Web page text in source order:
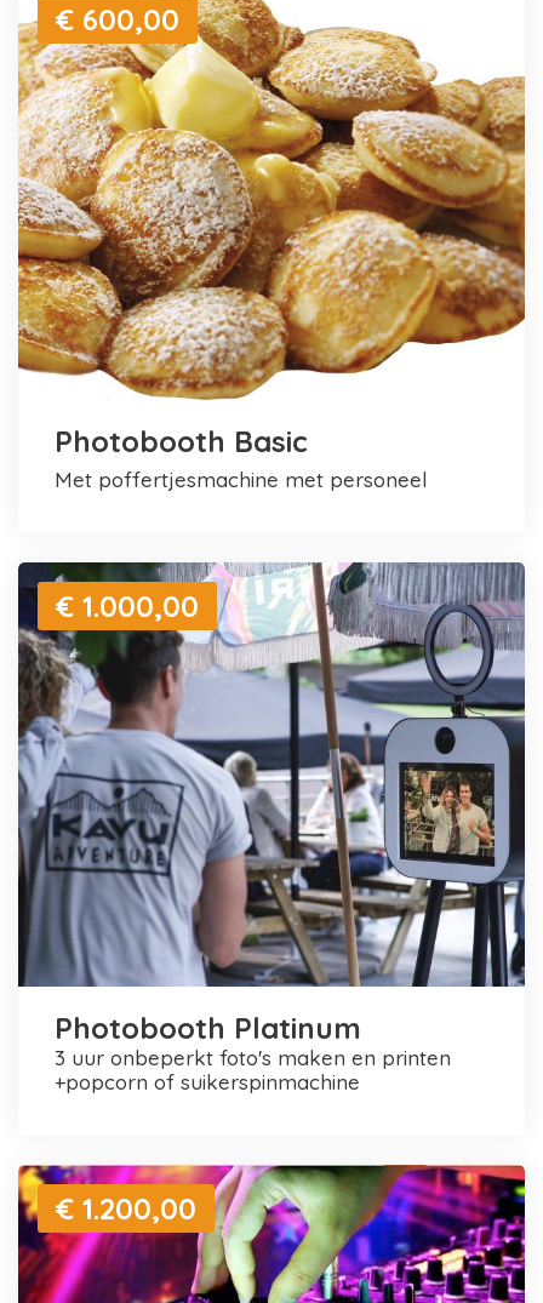
€ 600,00
Photobooth Basic
met poffertjesmachine met personeel
€ 1.000,00
Photobooth Platinum
3 uur onbeperkt foto's maken en printen
+popcorn of suikerspinmachine
€ 1.200,00